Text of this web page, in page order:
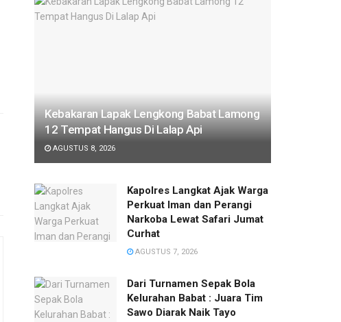
Kebakaran Lapak Lengkong Babat Lamong
12 Tempat Hangus Di Lalap Api
AGUSTUS 8, 2026
Kapolres Langkat Ajak Warga
Perkuat Iman dan Perangi
Narkoba Lewat Safari Jumat
Curhat
AGUSTUS 7, 2026
Dari Turnamen Sepak Bola
Kelurahan Babat : Juara Tim
Sawo Diarak Naik Tayo